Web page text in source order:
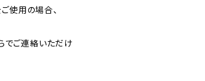
使用の場合、
でご連絡いただけ